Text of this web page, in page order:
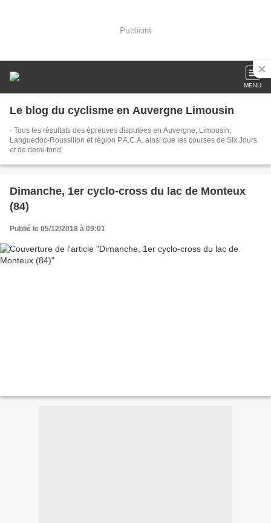
Publicité
MENU
Le blog du cyclisme en Auvergne Limousin
- Tous les résultats des épreuves disputées en Auvergne, Limousin,
Languedoc-Roussillon et région P.A.C.A. ainsi que les courses de Six Jours
et de demi-fond.
Dimanche, 1er cyclo-cross du lac de Monteux
(84)
Publié le 05/12/2018 à 09:01